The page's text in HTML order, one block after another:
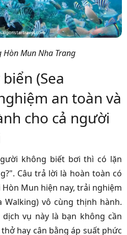
Mun Nha Trang
(Sea
an toàn và
cho cả người
không biết bơi thì có lặn
Câu trả lời là hoàn toàn có
Mun hiện nay, trải nghiệm
vô cùng thịnh hành.
vụ này là bạn không cần
hay cân bằng áp suất phức